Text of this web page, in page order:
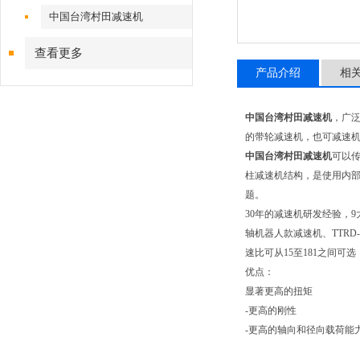
中国台湾村田减速机
查看更多
产品介绍 相
中国台湾村田减速机，广
的带轮减速机，也可减速
中国台湾村田减速机可以
柱减速机结构，是使用内
题。
30年的减速机研发经验，
轴机器人款减速机、
速比可从15至181之间可选
优点：
显著更高的扭矩
-更高的刚性
-更高的轴向和径向载荷能